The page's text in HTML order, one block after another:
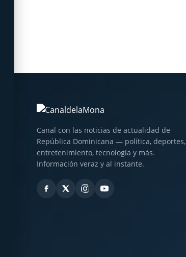
Canal con las noticias de actualidad de
República Dominicana — política, deportes,
entretenimiento, tecnología y más.
Información veraz y al instante.